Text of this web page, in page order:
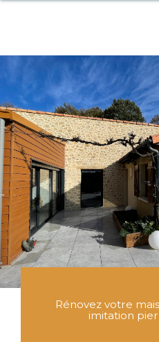
Rénovez votre
imitation